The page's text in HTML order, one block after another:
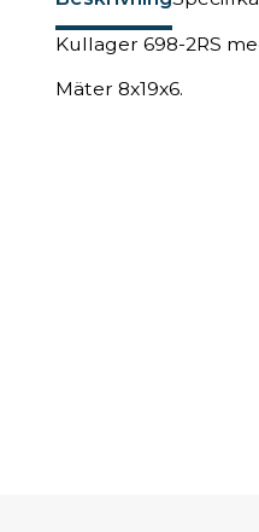
Kullager 698-2RS
Mäter 8x19x6.